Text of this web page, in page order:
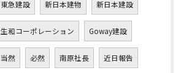
東急建設 新日本建物 新日本建設
生和コーポレーション Goway建設
当然 必然 南原社長 近日報告